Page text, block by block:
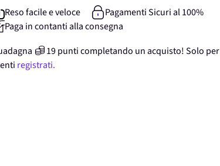
Reso facile e veloce
Pagamenti Sicuri al 100%
Paga in contanti alla consegna
19punticompletando un acquisto! Solo per
registrati.